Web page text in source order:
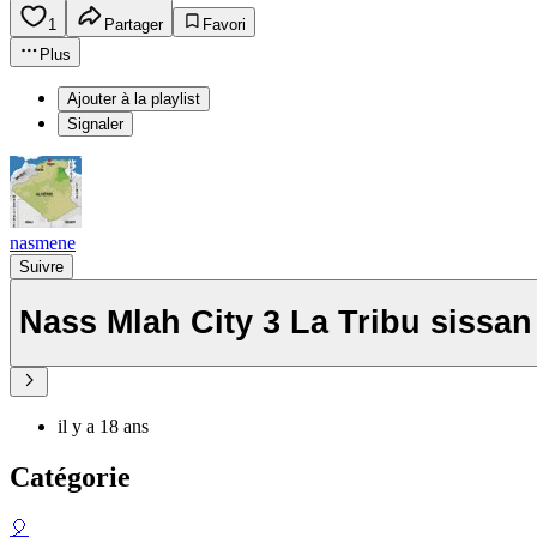
1 Partager
Favori
Plus
Ajouter à la playlist
Signaler
nasmene
Suivre
Nass Mlah City 3 La Tribu sissan
il y a 18 ans
Catégorie
🎈